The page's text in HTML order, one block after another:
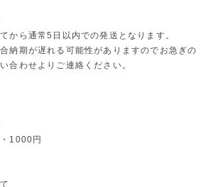
から通常5日以内での発送となります。
納期が遅れる可能性がありますのでお急ぎの
合わせよりご連絡ください。
1000円